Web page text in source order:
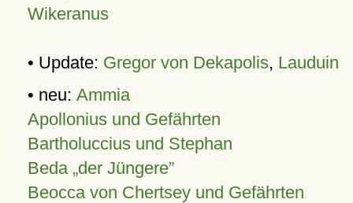
Wikeranus
• Update: Gregor von Dekapolis, Lauduin
• neu: Ammia
Apollonius und Gefährten
Bartholuccius und Stephan
Beda „der Jüngere”
Beocca von Chertsey und Gefährten